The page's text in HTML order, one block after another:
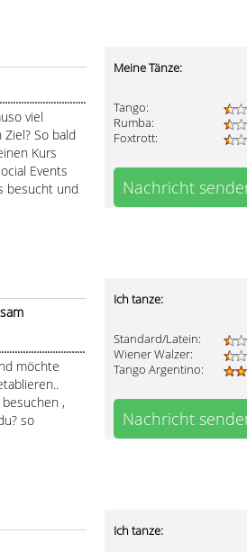
viel
So bald
Kurs
Events
besucht und
Meine Tänze:
Tango:
Rumba:
Foxtrott:
Nachricht
möchte
,
so
Ich tanze:
Standard/Latein:
Wiener Walzer:
Tango Argentino:
Nachricht
Ich tanze: